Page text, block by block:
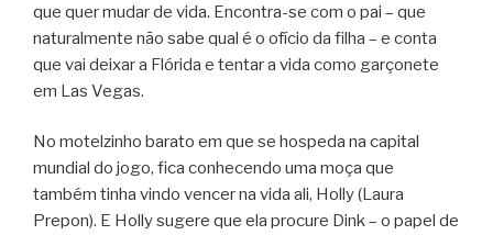
que quer mudar de vida. Encontra-se com o pai – que
naturalmente não sabe qual é o ofício da filha – e conta
que vai deixar a Flórida e tentar a vida como garçonete
em Las Vegas.
No motelzinho barato em que se hospeda na capital
mundial do jogo, fica conhecendo uma moça que
também tinha vindo vencer na vida ali, Holly (Laura
Prepon). E Holly sugere que ela procure Dink – o papel de